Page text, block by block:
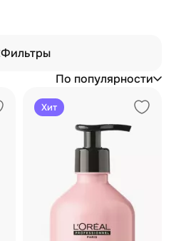
Фильтры
По популярности
Хит